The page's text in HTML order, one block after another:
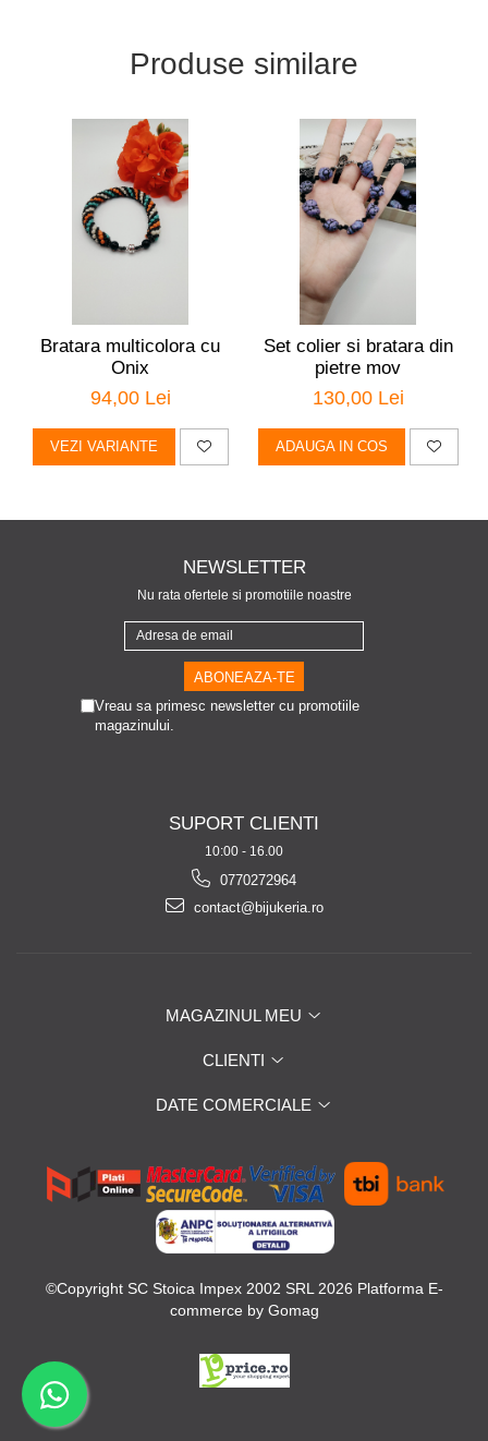
Produse similare
Bratara multicolora cu
Onix
94,00 Lei
VEZI VARIANTE
Set colier si bratara din
pietre mov
130,00 Lei
ADAUGA IN COS
NEWSLETTER
Nu rata ofertele si promotiile noastre
Vreau sa primesc newsletter cu promotiile
magazinului.
SUPORT CLIENTI
10:00 - 16.00
0770272964
contact@bijukeria.ro
MAGAZINUL MEU
CLIENTI
DATE COMERCIALE
©Copyright SC Stoica Impex 2002 SRL 2026 Platforma E-
commerce by Gomag